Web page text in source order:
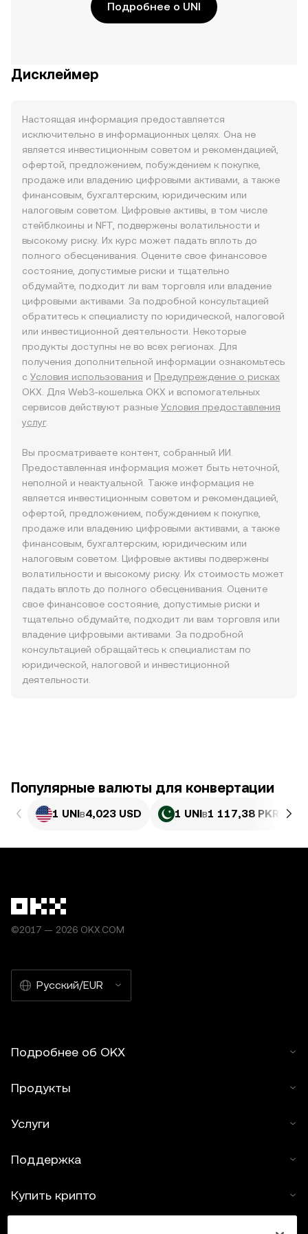
Подробнее о UNI
Дисклеймер
Настоящая информация предоставляется
исключительно в информационных целях. Она не
является инвестиционным советом и рекомендацией,
офертой, предложением, побуждением к покупке,
продаже или владению цифровыми активами, а также
финансовым, бухгалтерским, юридическим или
налоговым советом. Цифровые активы, в том числе
стейблкоины и NFT, подвержены волатильности и
высокому риску. Их курс может падать вплоть до
полного обесценивания. Оцените свое финансовое
состояние, допустимые риски и тщательно
обдумайте, подходит ли вам торговля или владение
цифровыми активами. За подробной консультацией
обратитесь к специалисту по юридической, налоговой
или инвестиционной деятельности. Некоторые
продукты доступны не во всех регионах. Для
получения дополнительной информации ознакомьтесь
с Условия использования и Предупреждение о рисках
OKX. Для Web3-кошелька OKX и вспомогательных
сервисов действуют разные Условия предоставления
услуг.
Вы просматриваете контент, собранный ИИ.
Предоставленная информация может быть неточной,
неполной и неактуальной. Также информация не
является инвестиционным советом и рекомендацией,
офертой, предложением, побуждением к покупке,
продаже или владению цифровыми активами, а также
финансовым, бухгалтерским, юридическим или
налоговым советом. Цифровые активы подвержены
волатильности и высокому риску. Их стоимость может
падать вплоть до полного обесценивания. Оцените
свое финансовое состояние, допустимые риски и
тщательно обдумайте, подходит ли вам торговля или
владение цифровыми активами. За подробной
консультацией обращайтесь к специалистам по
юридической, налоговой и инвестиционной
деятельности.
Популярные валюты для конвертации
1 UNIв4,023 USD 1 UNIв1 117,38 PKR
©2017 — 2026 OKX.COM
Русский/EUR
Подробнее об OKX
Продукты
Услуги
Поддержка
Купить крипто